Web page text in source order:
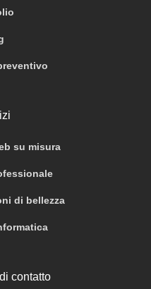
su misura
di bellezza
contatto